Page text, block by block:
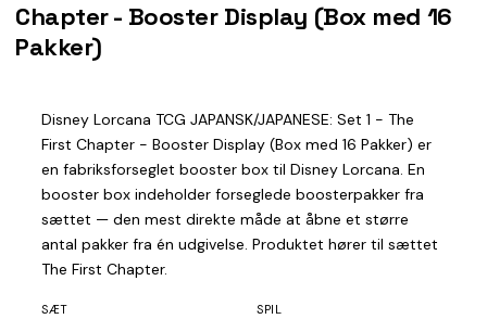
Chapter - Booster Display (Box med 16
Pakker)
Disney Lorcana TCG JAPANSK/JAPANESE: Set 1 - The
First Chapter - Booster Display (Box med 16 Pakker) er
en fabriksforseglet booster box til Disney Lorcana. En
booster box indeholder forseglede boosterpakker fra
sættet — den mest direkte måde at åbne et større
antal pakker fra én udgivelse. Produktet hører til sættet
The First Chapter.
SÆT SPIL